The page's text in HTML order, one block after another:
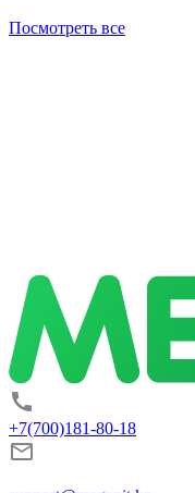
Посмотреть все
+7(700)181-80-18